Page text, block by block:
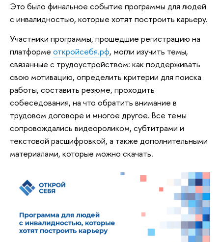
Это было финальное событие программы для людей
с инвалидностью, которые хотят построить карьеру.
Участники программы, прошедшие регистрацию на
платформе откройсебя.рф, могли изучить темы,
связанные с трудоустройством: как поддерживать
свою мотивацию, определить критерии для поиска
работы, составить резюме, проходить
собеседования, на что обратить внимание в
трудовом договоре и многое другое. Все темы
сопровождались видеороликом, субтитрами и
текстовой расшифровкой, а также дополнительными
материалами, которые можно скачать.